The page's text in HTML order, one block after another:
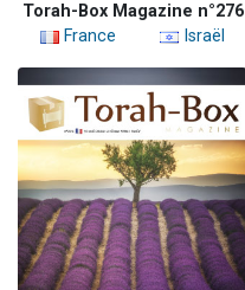
Torah-Box Magazine n°276
France
Israël